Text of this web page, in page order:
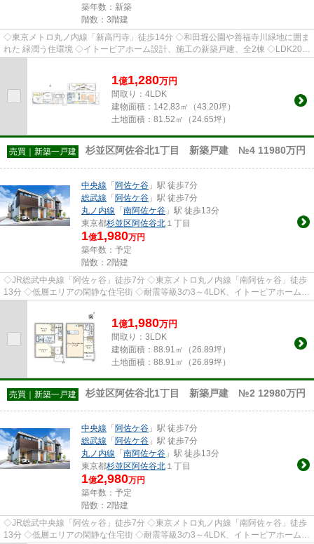
築年数：新築
階数：3階建
◇東京メトロ丸ノ内線「新高円寺」徒歩14分 ◇和田堀公園や善福寺川緑地に囲ま
れた 緑潤う住環境 ◇イトーピアホーム設計、施工の新築戸建、全2棟 ◇LDK20帖
1億1,280万円
間取り：4LDK
建物面積： 142.83㎡（43.20坪）
土地面積： 81.52㎡（24.65坪）
売買｜新築一戸建 杉並区阿佐谷北1丁目 新築戸建 №4 11980万円
中央線 「 阿佐ケ谷 」駅 徒歩7分
総武線 「 阿佐ケ谷 」駅 徒歩7分
丸ノ内線 「 南阿佐ケ谷 」駅 徒歩13分
東京都杉並区阿佐谷北 １丁目
1億1,980万円
築年数：予定
階数：2階建
◇JR総武中央線「阿佐ヶ谷」徒歩7分 ◇東京メトロ丸ノ内線「南阿佐ヶ谷」徒歩
13分 ◇低層エリアの閑静な住宅街 ◇耐震等級3の3～4LDK、イトーピアホーム施
1億1,980万円
間取り：3LDK
建物面積： 88.91㎡（26.89坪）
土地面積： 88.91㎡（26.89坪）
売買｜新築一戸建 杉並区阿佐谷北1丁目 新築戸建 №2 12980万円
中央線 「 阿佐ケ谷 」駅 徒歩7分
総武線 「 阿佐ケ谷 」駅 徒歩7分
丸ノ内線 「 南阿佐ケ谷 」駅 徒歩13分
東京都杉並区阿佐谷北 １丁目
1億2,980万円
築年数：予定
階数：2階建
◇JR総武中央線「阿佐ヶ谷」徒歩7分 ◇東京メトロ丸ノ内線「南阿佐ヶ谷」徒歩
13分 ◇低層エリアの閑静な住宅街 ◇耐震等級3の3～4LDK、イトーピアホーム施